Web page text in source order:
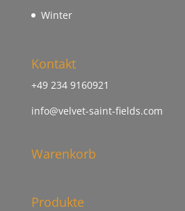
Winter
Kontakt
+49 234 9160921
info@velvet-saint-fields.com
Warenkorb
Produkte